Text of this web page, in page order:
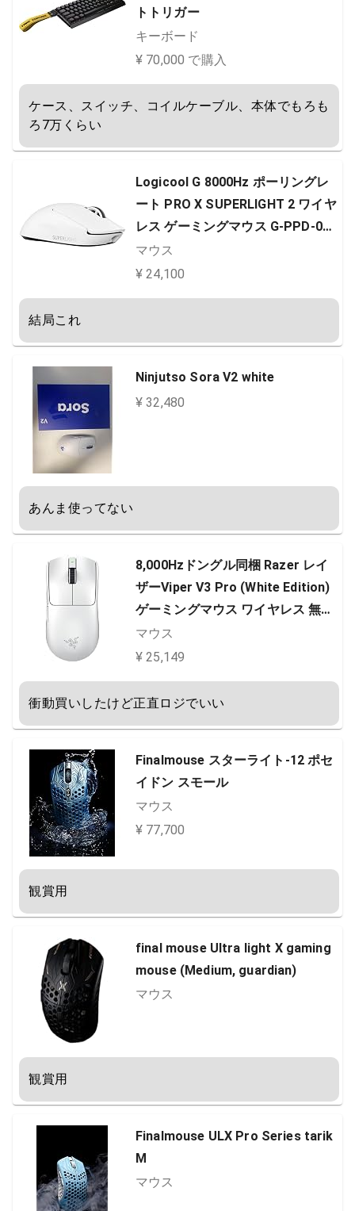
トトリガー
キーボード
¥ 70,000 で購入
ケース、スイッチ、コイルケーブル、本体でもろも
ろ7万くらい
Logicool G 8000Hz ポーリングレ
ート PRO X SUPERLIGHT 2 ワイヤ
レス ゲーミングマウス G-PPD-004
WL-WH 軽量 60g LIGHTFORCE ハ
イブリッドスイッチ LIGHTSPEED
マウス
¥ 24,100
結局これ
Ninjutso Sora V2 white
¥ 32,480
あんま使ってない
8,000Hzドングル同梱 Razer レイ
ザーViper V3 Pro (White Edition)
ゲーミングマウス ワイヤレス 無線
55gの超軽量 第 2 世代 Razer Focu
s Pro オプティカルセンサー 3500
スイッチ 6ボタン 【日本正規代理
マウス
¥ 25,149
衝動買いしたけど正直ロジでいい
Finalmouse スターライト-12 ポセ
イドン スモール
マウス
¥ 77,700
観賞用
final mouse Ultra light X gaming
mouse (Medium, guardian)
マウス
観賞用
Finalmouse ULX Pro Series tarik
M
マウス